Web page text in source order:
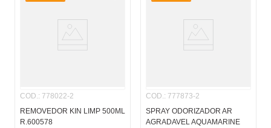
COD.: 778022-2
REMOVEDOR KIN LIMP 500ML
R.600578
COD.: 777873-2
SPRAY ODORIZADOR AR
AGRADAVEL AQUAMARINE